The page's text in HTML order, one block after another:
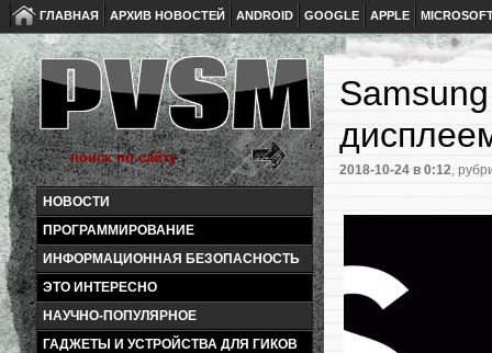
ГЛАВНАЯ АРХИВ НОВОСТЕЙ ANDROID GOOGLE APPLE
НОВОСТИ
ПРОГРАММИРОВАНИЕ
ИНФОРМАЦИОННАЯ БЕЗОПАСНОСТЬ
ЭТО ИНТЕРЕСНО
НАУЧНО-ПОПУЛЯРНОЕ
ГАДЖЕТЫ И УСТРОЙСТВА ДЛЯ ГИКОВ
2018-10-24 в 0:12,